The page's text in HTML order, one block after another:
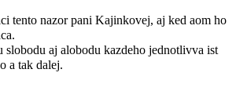
tento nazor pani Kajinkovej, aj ked aom ho
slobodu aj alobodu kazdeho jednotlivva ist
a tak dalej.